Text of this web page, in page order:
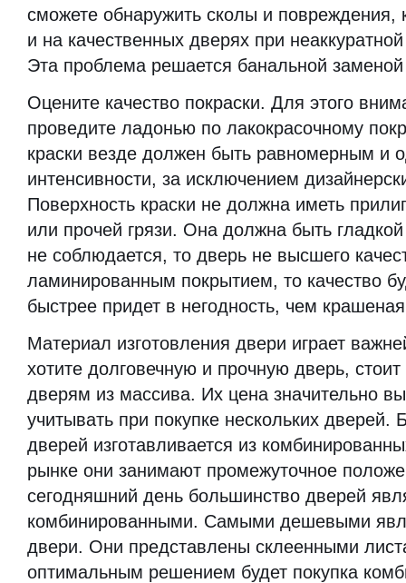
сможете обнаружить сколы и повреждения,
и на качественных дверях при
Эта проблема решается банальной
Оцените качество покраски. Для этого
проведите ладонью по лакокрасочному
краски везде должен быть равномерным и
интенсивности, за исключением
Поверхность краски не должна иметь
или прочей грязи. Она должна быть
не соблюдается, то дверь не высшего
ламинированным покрытием, то качество
быстрее придет в негодность, чем
Материал изготовления двери играет
хотите долговечную и прочную дверь, стоит
дверям из массива. Их цена значительно
учитывать при покупке нескольких дверей.
дверей изготавливается из
рынке они занимают промежуточное
сегодняшний день большинство дверей
комбинированными. Самыми дешевыми
двери. Они представлены склеенными
оптимальным решением будет покупка